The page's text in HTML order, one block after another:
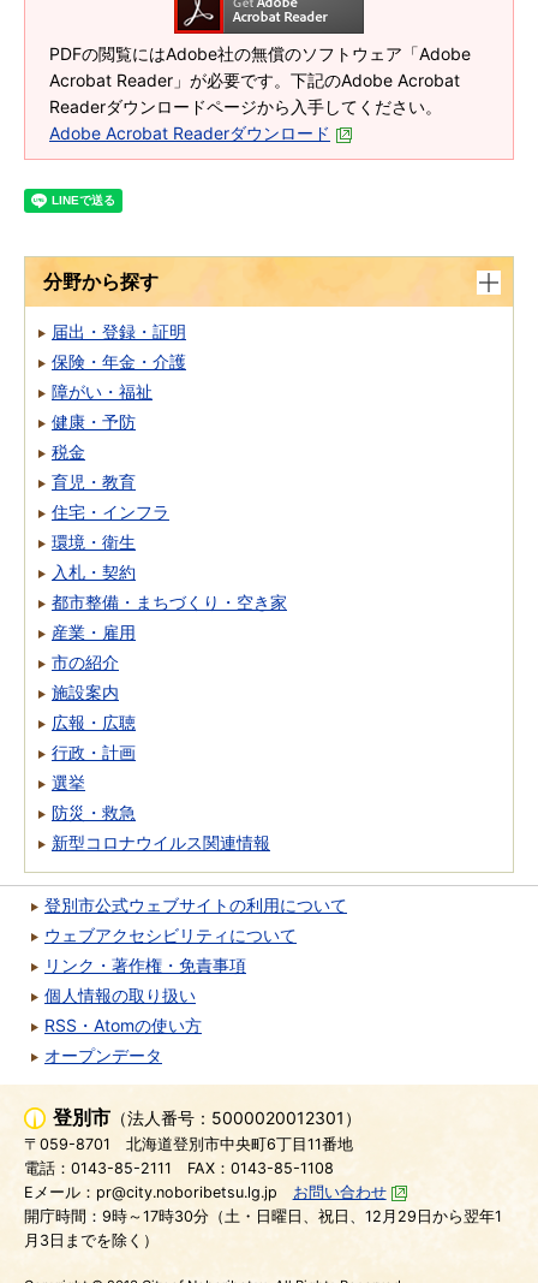
PDFの閲覧にはAdobe社の無償のソフトウェア「Adobe
Acrobat Reader」が必要です。下記のAdobe Acrobat
Readerダウンロードページから入手してください。
Adobe Acrobat Readerダウンロード
分野から探す
届出・登録・証明
保険・年金・介護
障がい・福祉
健康・予防
税金
育児・教育
住宅・インフラ
環境・衛生
入札・契約
都市整備・まちづくり・空き家
産業・雇用
市の紹介
施設案内
広報・広聴
行政・計画
選挙
防災・救急
新型コロナウイルス関連情報
登別市公式ウェブサイトの利用について
ウェブアクセシビリティについて
リンク・著作権・免責事項
個人情報の取り扱い
RSS・Atomの使い方
オープンデータ
登別市 （法人番号：5000020012301）
〒059-8701
北海道登別市中央町6丁目11番地
電話：0143-85-2111
FAX：0143-85-1108
Eメール：pr@city.noboribetsu.lg.jp
お問い合わせ
開庁時間：9時～17時30分（土・日曜日、祝日、12月29日から翌年1
月3日までを除く）